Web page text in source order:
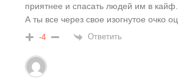
приятнее и спасать людей им в кайф.
А ты все через свое изогнутое очко
-4 Ответить